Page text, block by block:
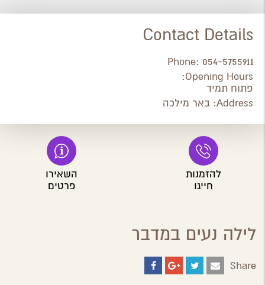
Contact Details
Phone: 054-5755911
Opening Hours:
פתוח תמיד
Address: באר מילכה
להזמנות
חייגו
השאירו
פרטים
לילה נעים במדבר
Share